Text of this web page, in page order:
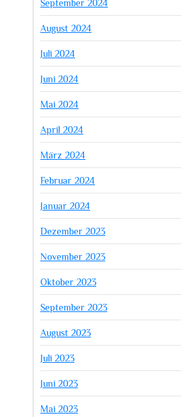
September 2024
August 2024
Juli 2024
Juni 2024
Mai 2024
April 2024
März 2024
Februar 2024
Januar 2024
Dezember 2023
November 2023
Oktober 2023
September 2023
August 2023
Juli 2023
Juni 2023
Mai 2023